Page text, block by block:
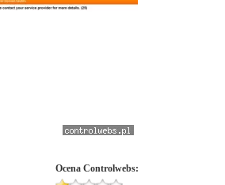
Ocena Controlwebs: